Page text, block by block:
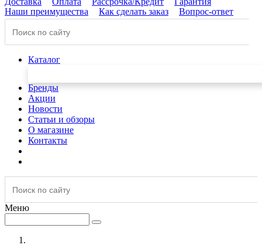
Наши преимущества
Как сделать заказ Вопрос-ответ
Каталог
Бренды
Акции
Новости
Статьи и обзоры
О магазине
Контакты
Меню